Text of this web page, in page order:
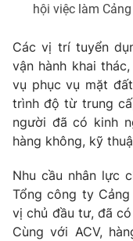
VTV4
VTV9
Liên hệ tòa soạn
hội việc làm
Các vị trí tuyển
vận hành khai
vụ phục vụ mặt
trình độ từ trung
người đã có kinh
hàng không, kỹ
Nhu cầu nhân lực
Tổng công ty
vị chủ đầu tư, đã
Cùng với ACV,